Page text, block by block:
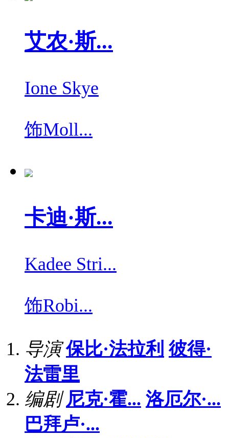
艾农·斯...
Ione Skye
饰Moll...
卡迪·斯...
Kadee Stri...
饰Robi...
导演 保比·法拉利 彼得·
法雷里
编剧 尼克·霍... 洛厄尔·...
巴拜卢·...